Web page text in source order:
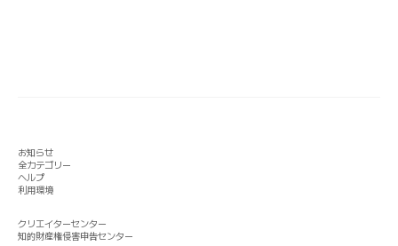
お知らせ
全カテゴリー
ヘルプ
利用環境
クリエイターセンター
知的財産権侵害申告センター